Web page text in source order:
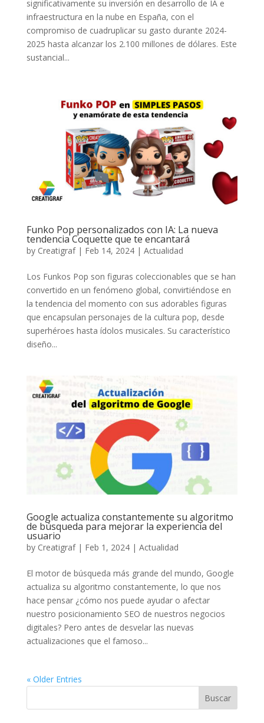
significativamente su inversión en desarrollo de IA e
infraestructura en la nube en España, con el
compromiso de cuadruplicar su gasto durante 2024-
2025 hasta alcanzar los 2.100 millones de dólares. Este
sustancial...
Funko Pop personalizados con IA: La nueva
tendencia Coquette que te encantará
by Creatigraf| Feb 14, 2024| Actualidad
Los Funkos Pop son figuras coleccionables que se han
convertido en un fenómeno global, convirtiéndose en
la tendencia del momento con sus adorables figuras
que encapsulan personajes de la cultura pop, desde
superhéroes hasta ídolos musicales. Su característico
diseño...
Google actualiza constantemente su algoritmo
de búsqueda para mejorar la experiencia del
usuario
by Creatigraf| Feb 1, 2024| Actualidad
El motor de búsqueda más grande del mundo, Google
actualiza su algoritmo constantemente, lo que nos
hace pensar ¿cómo nos puede ayudar o afectar
nuestro posicionamiento SEO de nuestros negocios
digitales? Pero antes de desvelar las nuevas
actualizaciones que el famoso...
« Older Entries